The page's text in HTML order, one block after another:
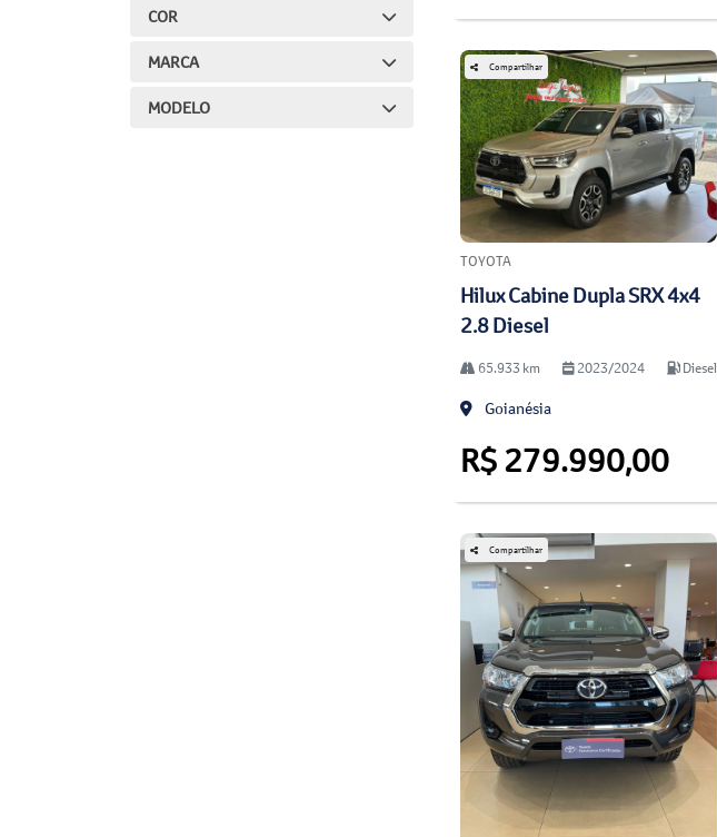
COR
MARCA
MODELO
Compartilhar
TOYOTA
Hilux Cabine Dupla SRX 4x4
2.8 Diesel
65.933 km 2023/2024 Diesel
Goianésia
R$ 279.990,00
Compartilhar